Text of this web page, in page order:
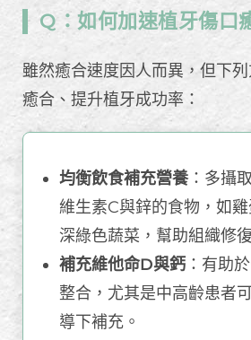
Q：如何加速植牙傷口
雖然癒合速度因人而異，但下
癒合、提升植牙成功率：
均衡飲食補充營養：多攝
維生素C與鋅的食物，如雞
深綠色蔬菜，幫助組織修
補充維他命D與鈣 ：有助
整合，尤其是中高齡患者
導下補充。